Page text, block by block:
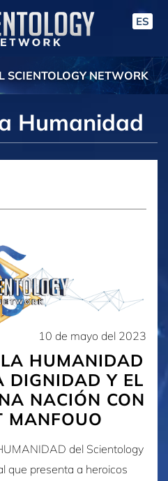
ES
SCIENTOLOGY NETWORK
Humanidad
10 de mayo del 2023
HUMANIDAD
DIGNIDAD Y EL
NACIÓN CON
MANFOUO
del Scientology
que presenta a heroicos